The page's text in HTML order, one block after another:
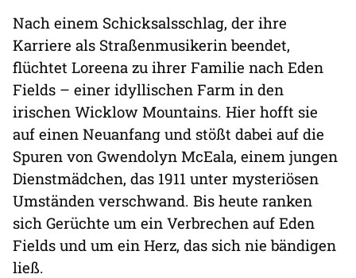
Nach einem Schicksalsschlag, der ihre
Karriere als Straßenmusikerin beendet,
flüchtet Loreena zu ihrer Familie nach Eden
Fields – einer idyllischen Farm in den
irischen Wicklow Mountains. Hier hofft sie
auf einen Neuanfang und stößt dabei auf die
Spuren von Gwendolyn McEala, einem jungen
Dienstmädchen, das 1911 unter mysteriösen
Umständen verschwand. Bis heute ranken
sich Gerüchte um ein Verbrechen auf Eden
Fields und um ein Herz, das sich nie bändigen
ließ.